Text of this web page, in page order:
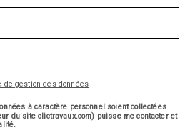
de gestion des données
à caractère personnel soient collectées
du site clictravaux.com) puisse me contacter et